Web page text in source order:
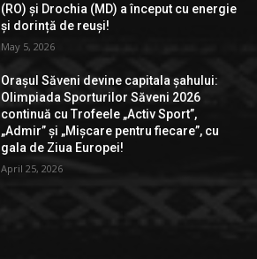
(RO) și Drochia (MD) a început cu energie
și dorință de reuși!
May 5, 2026
Orașul Săveni devine capitala șahului:
Olimpiada Sporturilor Săveni 2026
continuă cu Trofeele „Activ Sport”,
„Admir” și „Mișcare pentru fiecare”, cu
gala de Ziua Europei!
April 25, 2026